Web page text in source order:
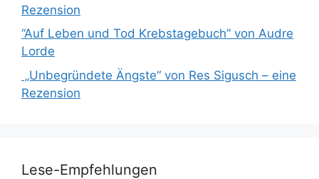
Rezension
“Auf Leben und Tod Krebstagebuch” von Audre
Lorde
„Unbegründete Ängste“ von Res Sigusch – eine
Rezension
Lese-Empfehlungen